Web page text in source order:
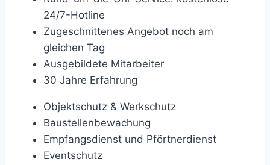
24/7-Hotline
Zugeschnittenes Angebot noch am
gleichen Tag
Ausgebildete Mitarbeiter
30 Jahre Erfahrung
Objektschutz & Werkschutz
Baustellenbewachung
Empfangsdienst und Pförtnerdienst
Eventschutz